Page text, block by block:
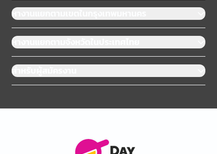
หางานแยกตามเขตในกรุงเทพมหานคร
หางานแยกตามจังหวัดในประเทศไทย
สำหรับผู้สมัครงาน